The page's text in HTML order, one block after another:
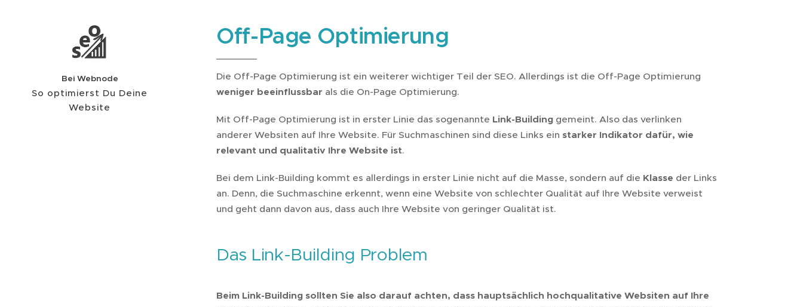
Bei Webnode
So optimierst Du Deine
Website
Off-Page Optimierung
Die Off-Page Optimierung ist ein weiterer wichtiger Teil der SEO. Allerdings ist die Off-Page Optimierung
weniger beeinflussbar als die On-Page Optimierung.
Mit Off-Page Optimierung ist in erster Linie das sogenannte Link-Building gemeint. Also das verlinken
anderer Websiten auf Ihre Website. Für Suchmaschinen sind diese Links ein starker Indikator dafür, wie
relevant und qualitativ Ihre Website ist.
Bei dem Link-Building kommt es allerdings in erster Linie nicht auf die Masse, sondern auf die Klasse der Links
an. Denn, die Suchmaschine erkennt, wenn eine Website von schlechter Qualität auf Ihre Website verweist
und geht dann davon aus, dass auch Ihre Website von geringer Qualität ist.
Das Link-Building Problem
Beim Link-Building sollten Sie also darauf achten, dass hauptsächlich hochqualitative Websiten auf Ihre